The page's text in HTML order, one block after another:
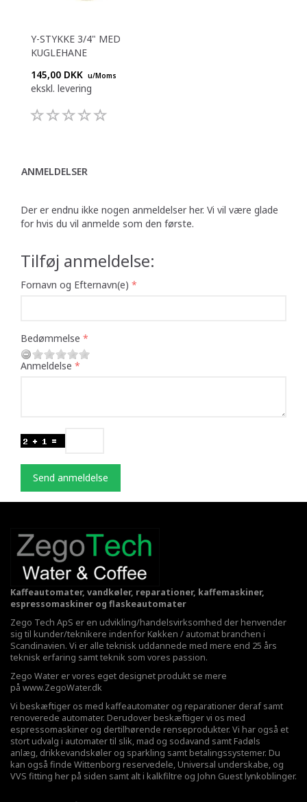
Y-STYKKE 3/4" MED
KUGLEHANE
145,00 DKK u/Moms
ekskl. levering
ANMELDELSER
Der er endnu ikke nogen anmeldelser her. Vi vil være glade
for hvis du vil anmelde som den første.
Tilføj anmeldelse:
Fornavn og Efternavn(e)
Bedømmelse
Anmeldelse
Send anmeldelse
Kaffeautomater, vandkøler, reparationer, kaffemaskiner,
espressomaskiner og flaskeautomater
Zego Tech ApS er en udvikling/handelsvirksomhed der henvender
sig til kunder/teknikere indenfor Køkken / automat branchen i
Scandinavien. Vi er alle teknisk uddannede med mere end 25 års
teknisk erfaring samt teknik som vores passion.
Zego Water er vores eget designet produkt se mere
på www.ZegoWater.dk
Vi beskæftiger os med kaffeautomater og reparationer deraf samt
renoverede automater. Derudover beskæftiger vi os med
espressomaskiner og dertilhørende renseprodukter. Vi har også et
stort udvalg i automater til slik, mad og sodavand samt Fadøls
anlæg, drikkevandskøler og sparkling samt betalingssystemer. Du
kan også finde Wittenborg reservedele, Universal underskabe, og
VVS fitting her på siden samt alt i kalkfiltre og John Guest lynkoblinger.